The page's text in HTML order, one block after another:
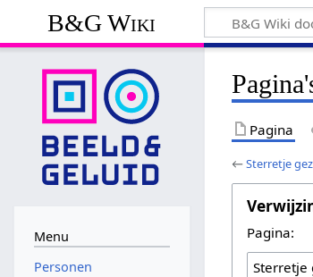
B&G Wiki
Pagina
←Sterretje
Pagina:
Menu
Personen